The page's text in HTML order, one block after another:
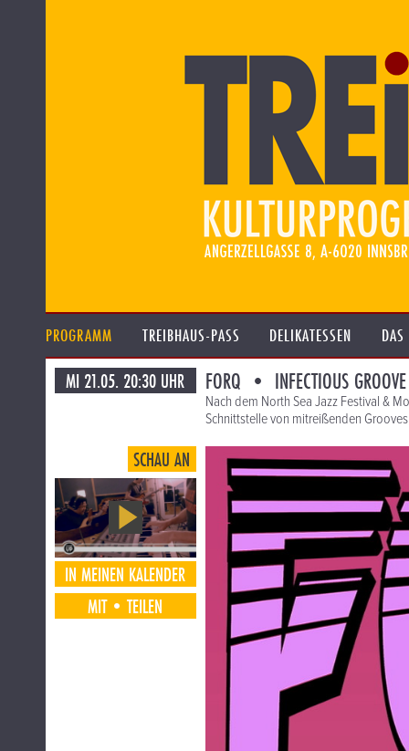
PROGRAMM TREIBHAUS-PASS DELIKATESSEN
MI 21.05. 20:30 UHR FORQ • INFECTIOUS
Nach dem North Sea Jazz Festival &
Schnittstelle von mitreißenden
SCHAU AN
IN MEINEN KALENDER
MIT•TEILEN